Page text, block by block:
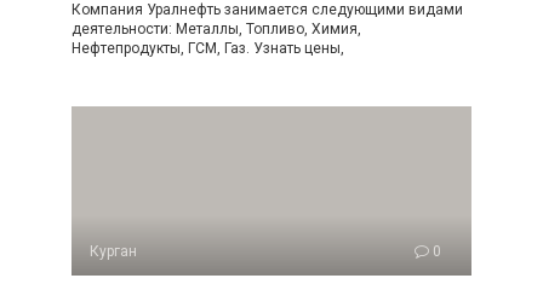
Компания Уралнефть занимается следующими видами
деятельности: Металлы, Топливо, Химия,
Нефтепродукты, ГСМ, Газ. Узнать цены,
Курган 0